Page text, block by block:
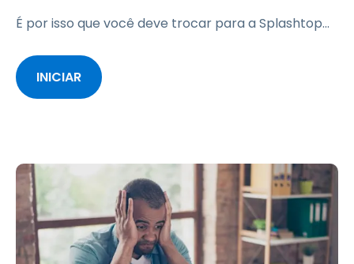
É por isso que você deve trocar para a Splashtop...
INICIAR